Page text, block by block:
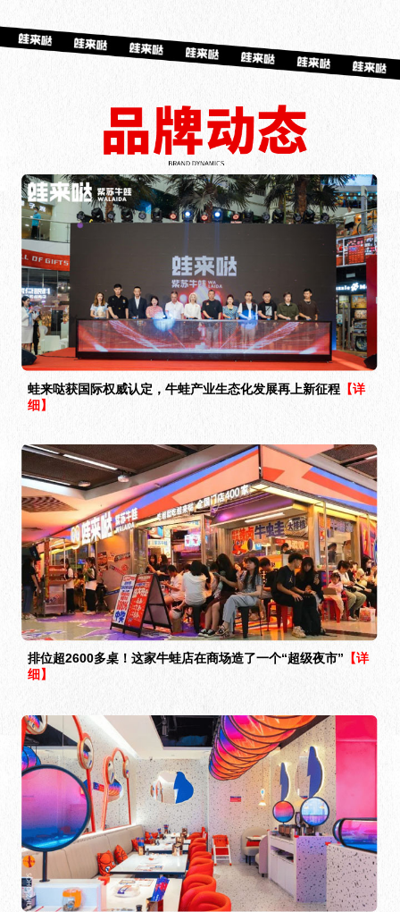
蛙来哒获国际权威认定，牛蛙产业生态化发展再上新征程 【详
细】
排位超2600多桌！这家牛蛙店在商场造了一个“超级夜市” 【详
细】